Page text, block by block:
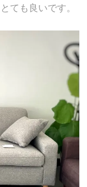
ても良いです。